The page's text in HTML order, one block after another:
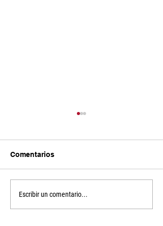
Unlocking the
Development Box
Comentarios
Escribir un comentario...